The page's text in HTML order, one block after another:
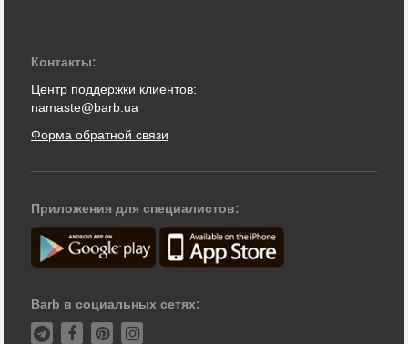
Контакты:
Центр поддержки клиентов:
namaste@barb.ua
Форма обратной связи
Приложения для специалистов:
Barb в социальных сетях: